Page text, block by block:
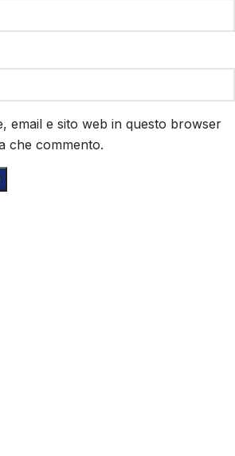
email e sito web in questo browser
che commento.